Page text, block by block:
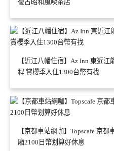
復古昭和風喫茶店
【近江八幡住宿】Az Inn 東近
程 賞櫻季入住1300台幣有找
【京都車站網咖】Topscafe 京
廂2100日幣划算好休息